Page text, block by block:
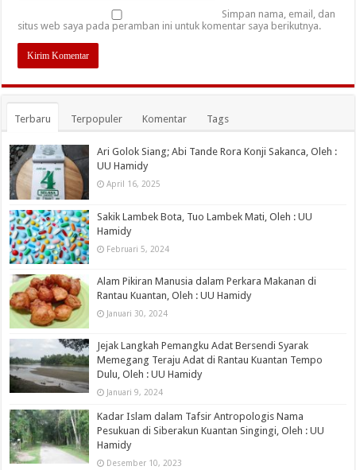
Simpan nama, email, dan
situs web saya pada peramban ini untuk komentar saya berikutnya.
Terbaru Terpopuler Komentar Tags
Ari Golok Siang; Abi Tande Rora Konji Sakanca, Oleh :
UU Hamidy
April 16, 2025
Sakik Lambek Bota, Tuo Lambek Mati, Oleh : UU
Hamidy
Februari 5, 2024
Alam Pikiran Manusia dalam Perkara Makanan di
Rantau Kuantan, Oleh : UU Hamidy
Januari 30, 2024
Jejak Langkah Pemangku Adat Bersendi Syarak
Memegang Teraju Adat di Rantau Kuantan Tempo
Dulu, Oleh : UU Hamidy
Januari 9, 2024
Kadar Islam dalam Tafsir Antropologis Nama
Pesukuan di Siberakun Kuantan Singingi, Oleh : UU
Hamidy
Desember 10, 2023